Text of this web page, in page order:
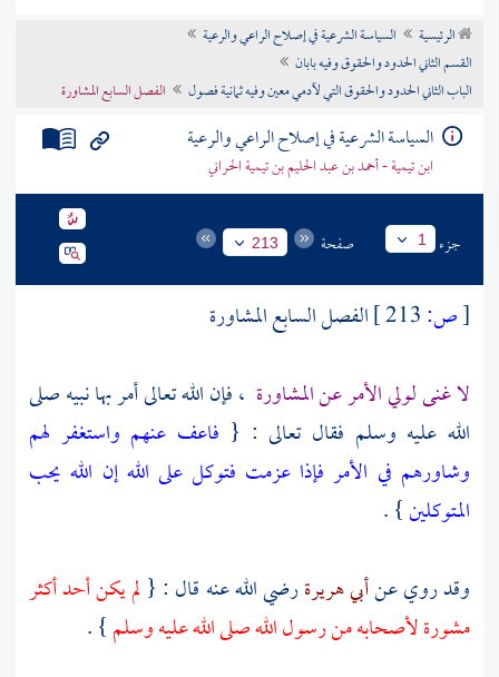
تراجم الأعلام
الرئيسية
السياسة الشرعية في إصلاح الراعي والرعية
القسم الثاني الحدود والحقوق وفيه بابان
الباب الثاني الحدود والحقوق التي لآدمي معين وفيه ثمانية فصول
الفصل السابع المشاورة
السياسة الشرعية في إصلاح الراعي والرعية
ابن تيمية - أحمد بن عبد الحليم بن تيمية الحراني
جزء 1 صفحة 213
[ص:
الفصل السابع المشاورة
لا غنى لولي الأمر عن المشاورة ، فإن الله تعالى أمر بها نبيه صلى
الله عليه وسلم فقال تعالى : { فاعف عنهم واستغفر لهم
وشاورهم في الأمر فإذا عزمت فتوكل على الله إن الله يحب
المتوكلين} .
وقد روي عنأبي هريرةرضي الله عنه قال : { لم يكن أحد أكثر
مشورة لأصحابه من رسول الله صلى الله عليه وسلم} .